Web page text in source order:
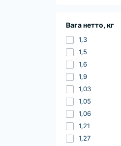
Вага нетто, кг
1,3
1,5
1,6
1,9
1,03
1,05
1,06
1,21
1,27